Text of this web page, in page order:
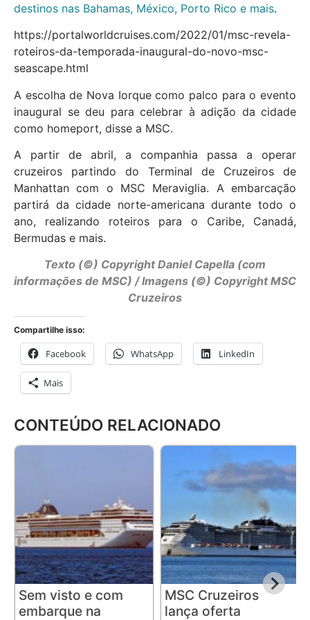
destinos nas Bahamas, México, Porto Rico e mais.
https://portalworldcruises.com/2022/01/msc-revela-
roteiros-da-temporada-inaugural-do-novo-msc-
seascape.html
A escolha de Nova Iorque como palco para o evento
inaugural se deu para celebrar à adição da cidade
como homeport, disse a MSC.
A partir de abril, a companhia passa a operar
cruzeiros partindo do Terminal de Cruzeiros de
Manhattan com o MSC Meraviglia. A embarcação
partirá da cidade norte-americana durante todo o
ano, realizando roteiros para o Caribe, Canadá,
Bermudas e mais.
Texto (©) Copyright Daniel Capella (com
informações de MSC) / Imagens (©) Copyright MSC
Cruzeiros
Compartilhe isso:
Facebook WhatsApp LinkedIn
Mais
CONTEÚDO RELACIONADO
Sem visto e com
embarque na
MSC Cruzeiros
lança oferta